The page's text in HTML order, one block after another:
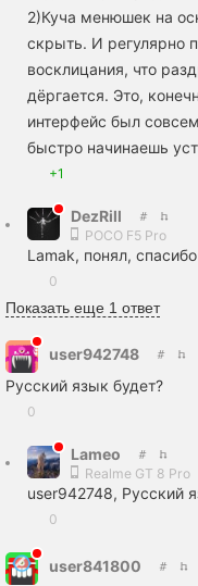
2)Куча менюшек на
скрыть. И регулярно
восклицания, что
дёргается. Это,
интерфейс был
быстро начинаешь
+1
DezRill
POCO F5 Pro
Lamak, понял, спасибо
0
Показать еще 1 ответ
user942748
Русский язык будет?
0
Lameo
Realme GT 8 Pro
user942748, Русский
0
user841800